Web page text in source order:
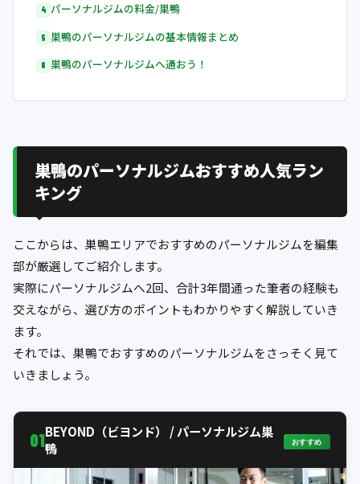
パーソナルジムの料金/巣鴨
巣鴨のパーソナルジムの基本情報まとめ
巣鴨のパーソナルジムへ通おう！
巣鴨のパーソナルジムおすすめ人気ラン
キング
ここからは、巣鴨エリアでおすすめのパーソナルジムを編集
部が厳選してご紹介します。
実際にパーソナルジムへ2回、合計3年間通った筆者の経験も
交えながら、選び方のポイントもわかりやすく解説していき
ます。
それでは、巣鴨でおすすめのパーソナルジムをさっそく見て
いきましょう。
01BEYOND（ビヨンド） / パーソナルジム巣
鴨
おすすめ